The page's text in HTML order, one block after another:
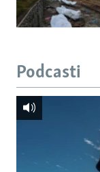
Podcasti